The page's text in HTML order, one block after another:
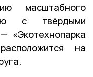
масштабного
с твёрдыми
«Экотехнопарка
на